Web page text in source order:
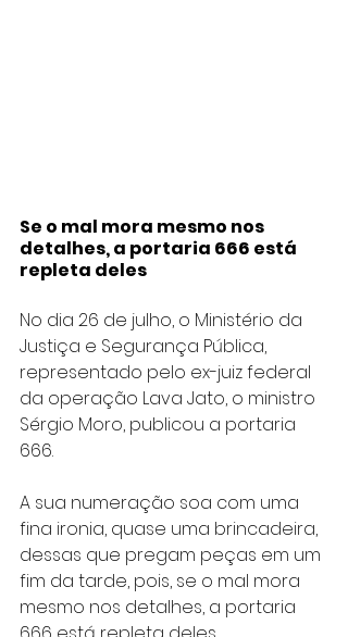
Se o mal mora mesmo nos
detalhes, a portaria 666 está
repleta deles
No dia 26 de julho, o Ministério da
Justiça e Segurança Pública,
representado pelo ex-juiz federal
da operação Lava Jato, o ministro
Sérgio Moro, publicou a portaria
666.
A sua numeração soa com uma
fina ironia, quase uma brincadeira,
dessas que pregam peças em um
fim da tarde, pois, se o mal mora
mesmo nos detalhes, a portaria